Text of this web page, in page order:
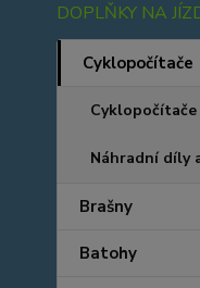
DOPLŇKY NA
Cyklopočítače
Cyklopočítače
Náhradní díly
Brašny
Batohy